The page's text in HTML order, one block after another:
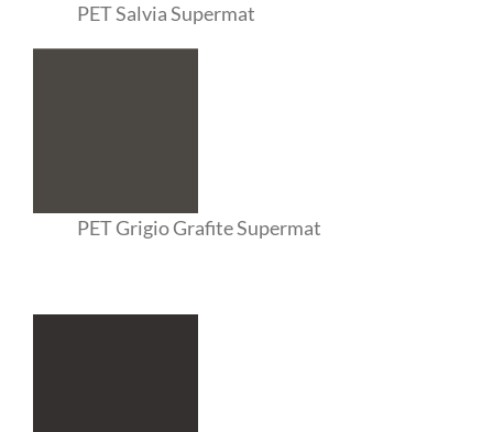
PET Salvia Supermat
PET Grigio Grafite Supermat